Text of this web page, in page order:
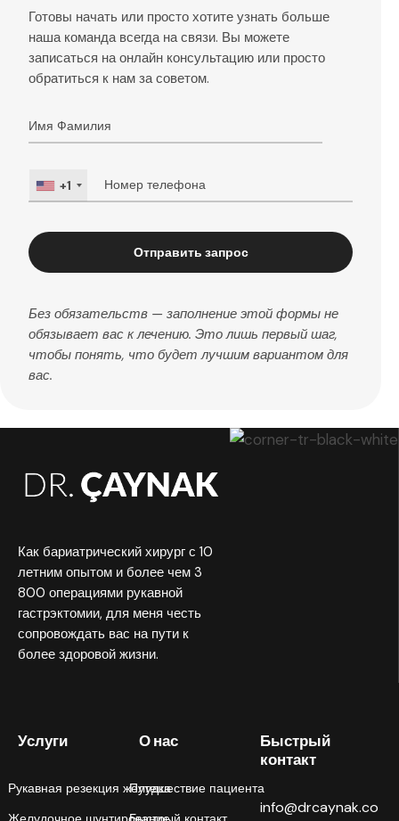
Готовы начать или просто хотите узнать больше
наша команда всегда на связи. Вы можете
записаться на онлайн консультацию или просто
обратиться к нам за советом.
+1
Отправить запрос
Без обязательств — заполнение этой формы не
обязывает вас к лечению. Это лишь первый шаг,
чтобы понять, что будет лучшим вариантом для
вас.
Как бариатрический хирург с 10
летним опытом и более чем 3
800 операциями рукавной
гастрэктомии, для меня честь
сопровождать вас на пути к
более здоровой жизни.
Услуги
Рукавная резекция желудка
О нас
Путешествие пациента
Быстрый
контакт
info@drcaynak.co